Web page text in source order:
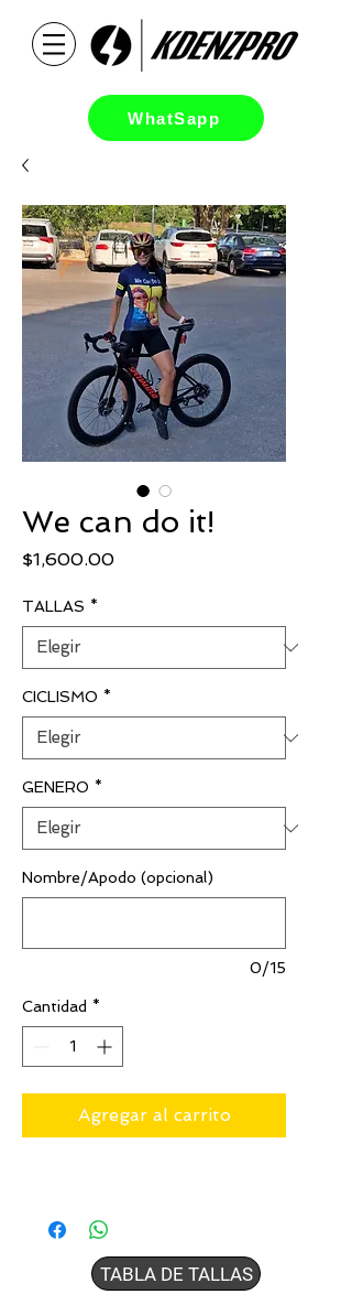
WhatSapp
We can do it!
$1,600.00Precio
TALLAS *
CICLISMO *
GENERO *
Nombre/Apodo (opcional)
0/15
Cantidad *
Agregar al carrito
TABLA DE TALLAS